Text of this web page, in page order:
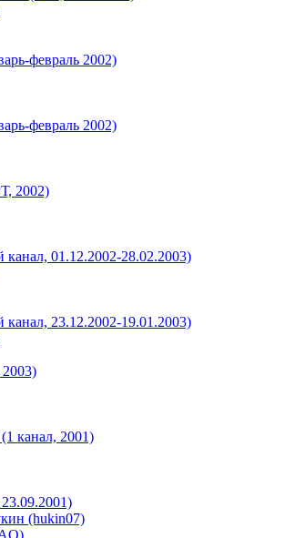
февраль 2002)
февраль 2002)
2002)
01.12.2002-28.02.2003)
23.12.2002-19.01.2003)
2003)
канал, 2001)
(hukin07)